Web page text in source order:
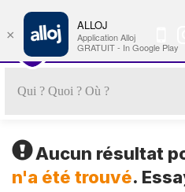
Aucun résultat
n'a été trouvé.
×
ALLOJ
Application Alloj
GRATUIT - In Google Play